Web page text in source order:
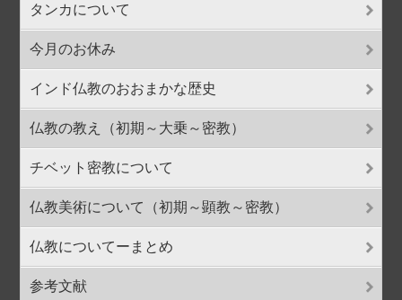
タンカについて
今月のお休み
インド仏教のおおまかな歴史
仏教の教え（初期～大乗～密教）
チベット密教について
仏教美術について（初期～顕教～密教）
仏教についてーまとめ
参考文献